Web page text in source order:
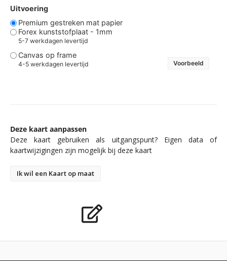
Uitvoering
Premium gestreken mat papier
Forex kunststofplaat - 1mm
5-7 werkdagen levertijd
Canvas op frame
4-5 werkdagen levertijd Voorbeeld
Deze kaart aanpassen
Deze kaart gebruiken als uitgangspunt? Eigen data of
kaartwijzigingen zijn mogelijk bij deze kaart
Ik wil een Kaart op maat